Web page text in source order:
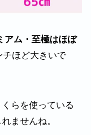
アム・至極はほぼ
ほど大きいで
らを使っている
ませんね。